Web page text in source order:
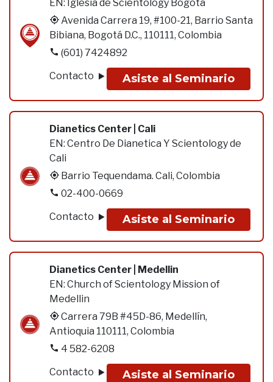
EN: Iglesia de Scientology Bogotá
Avenida Carrera 19, #100-21, Barrio Santa
Bibiana, Bogotá D.C., 110111, Colombia
(601) 7424892
Contacto
Asiste al Seminario
Dianetics Center | Cali
EN: Centro De Dianetica Y Scientology de
Cali
Barrio Tequendama. Cali, Colombia
02-400-0669
Contacto
Asiste al Seminario
Dianetics Center | Medellin
EN: Church of Scientology Mission of
Medellin
Carrera 79B #45D-86, Medellín,
Antioquia 110111, Colombia
4 582-6208
Contacto
Asiste al Seminario